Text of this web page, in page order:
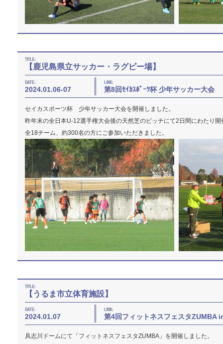
【鹿児島県立サッカー・ラグビー場】
2024.01.06-07 第8回ｾｲｶｽﾎﾟｰﾂ杯 少年サッカー大会
セイカスポーツ杯 少年サッカー大会を開催しました。
昨年末の全日本U-12選手権大会後の天然芝のピッチにて2日間にわたり開
全18チーム、約300名の方にご参加いただきました。
【うるま市立体育施設】
2024.01.07 第4回フィットネスフェスタZUMBA
具志川ドームにて「フィットネスフェスタZUMBA」を開催しました。